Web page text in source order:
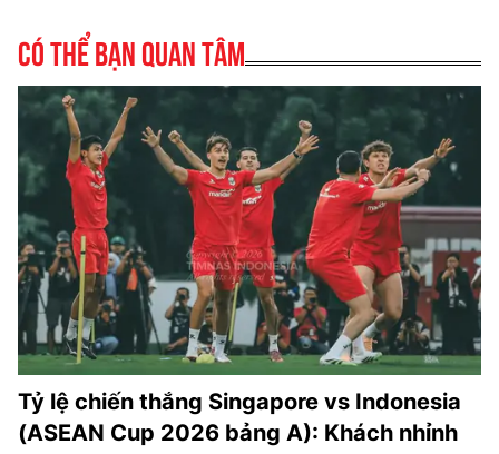
Có thể bạn quan tâm
Tỷ lệ chiến thắng Singapore vs Indonesia
(ASEAN Cup 2026 bảng A): Khách nhỉnh